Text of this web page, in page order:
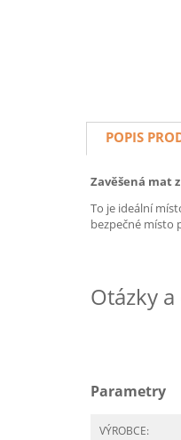
POPIS
Zavěšená mat
To je ideální
bezpečné místo
Otázky
Parametry
VÝROBCE: